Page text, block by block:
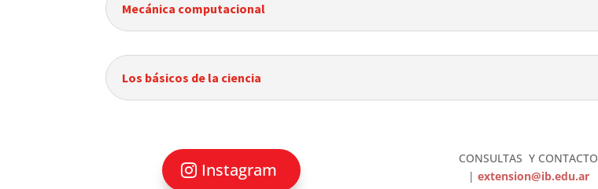
Mecánica computacional
Los básicos de la ciencia
Instagram
CONSULTAS Y CONTACTO
| extension@ib.edu.ar